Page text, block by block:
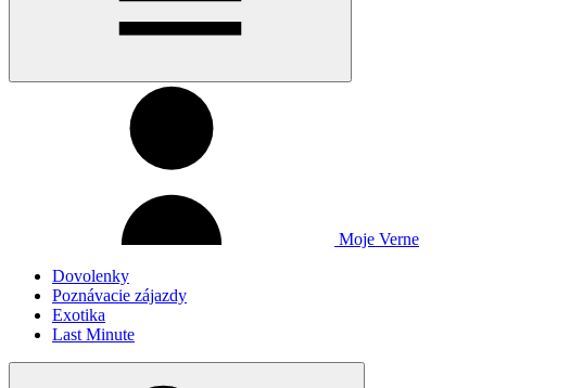
Moje Verne
Dovolenky
Poznávacie zájazdy
Exotika
Last Minute